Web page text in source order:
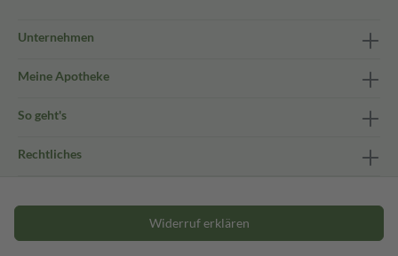
Unternehmen
Meine Apotheke
So geht's
Rechtliches
Widerruf erklären